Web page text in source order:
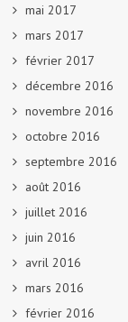
mai 2017
mars 2017
février 2017
décembre 2016
novembre 2016
octobre 2016
septembre 2016
août 2016
juillet 2016
juin 2016
avril 2016
mars 2016
février 2016